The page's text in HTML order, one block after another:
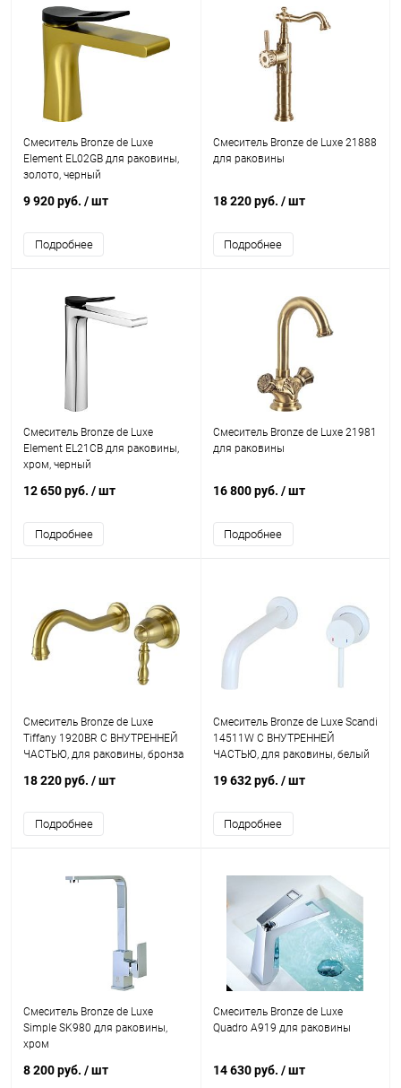
Смеситель Bronze de Luxe
Element EL02GB для раковины,
золото, черный
9 920 руб. / шт
Подробнее
Смеситель Bronze de Luxe 21888
для раковины
18 220 руб. / шт
Подробнее
Смеситель Bronze de Luxe
Element EL21CB для раковины,
хром, черный
12 650 руб. / шт
Подробнее
Смеситель Bronze de Luxe 21981
для раковины
16 800 руб. / шт
Подробнее
Смеситель Bronze de Luxe
Tiffany 1920BR С ВНУТРЕННЕЙ
ЧАСТЬЮ, для раковины, бронза
18 220 руб. / шт
Подробнее
Смеситель Bronze de Luxe Scandi
14511W С ВНУТРЕННЕЙ
ЧАСТЬЮ, для раковины, белый
19 632 руб. / шт
Подробнее
Смеситель Bronze de Luxe
Simple SK980 для раковины,
хром
8 200 руб. / шт
Смеситель Bronze de Luxe
Quadro A919 для раковины
14 630 руб. / шт